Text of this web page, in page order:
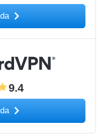
9.4